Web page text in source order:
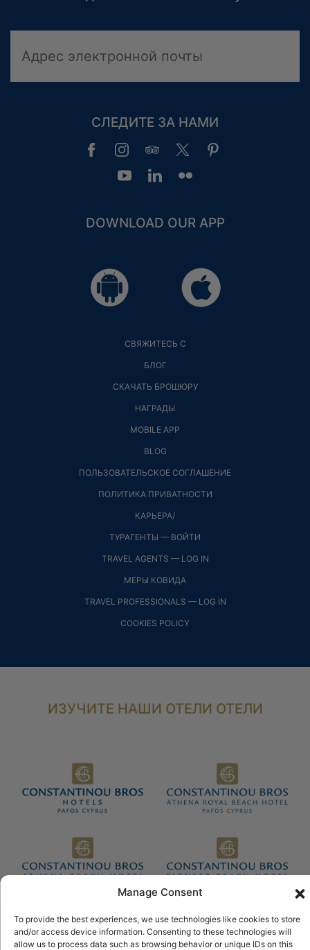
Manage Consent
To provide the best experiences, we use technologies like cookies to store
and/or access device information. Consenting to these technologies will
allow us to process data such as browsing behavior or unique IDs on this
СЛЕДИТЕ ЗА НАМИ
DOWNLOAD OUR APP
СВЯЖИТЕСЬ С
БЛОГ
СКАЧАТЬ БРОШЮРУ
НАГРАДЫ
MOBILE APP
BLOG
ПОЛЬЗОВАТЕЛЬСКОЕ СОГЛАШЕНИЕ
ПОЛИТИКА ПРИВАТНОСТИ
КАРЬЕРА/
ТУРАГЕНТЫ — ВОЙТИ
TRAVEL AGENTS — LOG IN
МЕРЫ КОВИДА
TRAVEL PROFESSIONALS — LOG IN
COOKIES POLICY
ИЗУЧИТЕ НАШИ ОТЕЛИ ОТЕЛИ
© 2026 Constantinou Bros Hotels Ltd. Все права защищены.